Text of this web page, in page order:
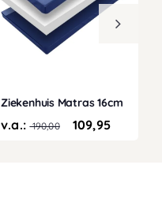
Ziekenhuis Matras 16cm
v.a.:190,00 109,95